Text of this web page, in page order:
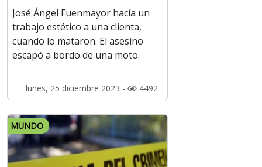
José Ángel Fuenmayor hacía un
trabajo estético a una clienta,
cuando lo mataron. El asesino
escapó a bordo de una moto.
lunes, 25 diciembre 2023 - 4492
MUNDO